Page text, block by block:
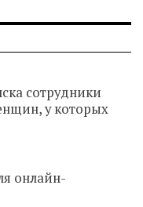
сотрудники
у которых
онлайн-